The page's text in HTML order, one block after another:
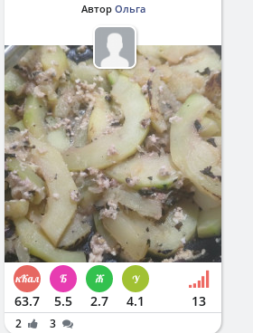
Автор Ольга
63.7 5.5 2.7 4.1 13
2 3